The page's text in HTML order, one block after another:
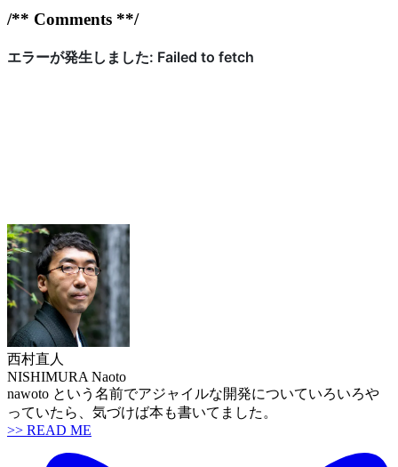
/** Comments **/
西村直人
NISHIMURA Naoto
nawoto という名前でアジャイルな開発についていろいろや
っていたら、気づけば本も書いてました。
>> READ ME